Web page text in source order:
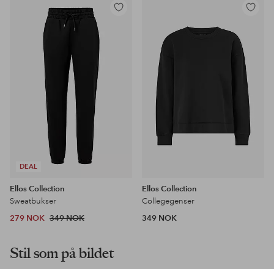
DEAL
Legg
Ellos Collection
Sweatbukser
279 NOK 349 NOK
Legg
Ellos Collection
Collegegenser
349 NOK
Stil som på bildet